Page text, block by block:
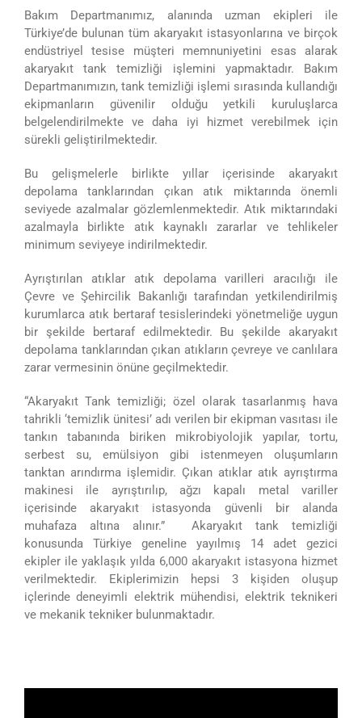
Bakım Departmanımız, alanında uzman ekipleri ile
Türkiye’de bulunan tüm akaryakıt istasyonlarına ve birçok
endüstriyel tesise müşteri memnuniyetini esas alarak
akaryakıt tank temizliği işlemini yapmaktadır. Bakım
Departmanımızın, tank temizliği işlemi sırasında kullandığı
ekipmanların güvenilir olduğu yetkili kuruluşlarca
belgelendirilmekte ve daha iyi hizmet verebilmek için
sürekli geliştirilmektedir.
Bu gelişmelerle birlikte yıllar içerisinde akaryakıt
depolama tanklarından çıkan atık miktarında önemli
seviyede azalmalar gözlemlenmektedir. Atık miktarındaki
azalmayla birlikte atık kaynaklı zararlar ve tehlikeler
minimum seviyeye indirilmektedir.
Ayrıştırılan atıklar atık depolama varilleri aracılığı ile
Çevre ve Şehircilik Bakanlığı tarafından yetkilendirilmiş
kurumlarca atık bertaraf tesislerindeki yönetmeliğe uygun
bir şekilde bertaraf edilmektedir. Bu şekilde akaryakıt
depolama tanklarından çıkan atıkların çevreye ve canlılara
zarar vermesinin önüne geçilmektedir.
“Akaryakıt Tank temizliği; özel olarak tasarlanmış hava
tahrikli ‘temizlik ünitesi’ adı verilen bir ekipman vasıtası ile
tankın tabanında biriken mikrobiyolojik yapılar, tortu,
serbest su, emülsiyon gibi istenmeyen oluşumların
tanktan arındırma işlemidir. Çıkan atıklar atık ayrıştırma
makinesi ile ayrıştırılıp, ağzı kapalı metal variller
içerisinde akaryakıt istasyonda güvenli bir alanda
muhafaza altına alınır.” Akaryakıt tank temizliği
konusunda Türkiye geneline yayılmış 14 adet gezici
ekipler ile yaklaşık yılda 6,000 akaryakıt istasyona hizmet
verilmektedir. Ekiplerimizin hepsi 3 kişiden oluşup
içlerinde deneyimli elektrik mühendisi, elektrik teknikeri
ve mekanik tekniker bulunmaktadır.